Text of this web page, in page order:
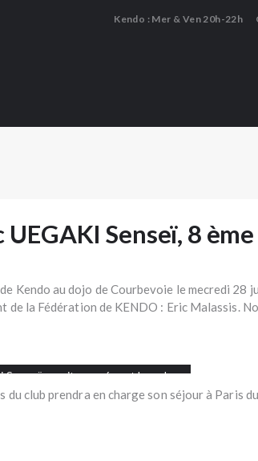
Kendo : Mer & Ven 20h-22h
Senseï, 8
Kendo au dojo de Courbevoie le mecredi 28
la Fédération de KENDO : Eric Malassis.
Senseï recoit un présent lors de
notre Voyage au Japon
club prendra en charge son séjour à Paris